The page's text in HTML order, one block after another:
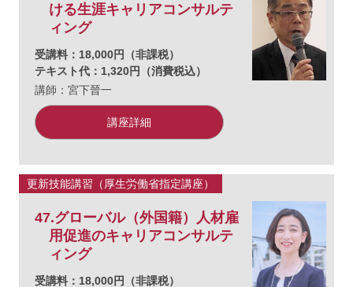
ける生涯キャリアコンサルテ
ィング
受講料：18,000円（非課税）
テキスト代：1,320円（消費税込）
講師：宮下晉一
講座詳細
更新技能講習（厚生労働省指定講座）
47.グローバル（外国籍）人材雇
用促進のキャリアコンサルテ
ィング
受講料：18,000円（非課税）